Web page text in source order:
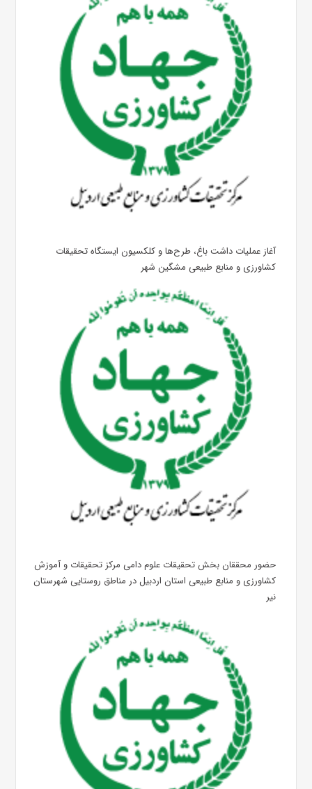
آغاز عملیات داشت باغ، طرح‌ها و کلکسیون ایستگاه تحقیقات
کشاورزی و منابع طبیعی مشگین شهر
حضور محققان بخش تحقیقات علوم دامی مرکز تحقیقات و آموزش
کشاورزی و منابع طبیعی استان اردبیل در مناطق روستایی شهرستان
نیر